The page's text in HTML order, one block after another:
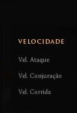
VELOCIDADE
Vel. Ataque
Vel. Conjuração
Vel. Corrida